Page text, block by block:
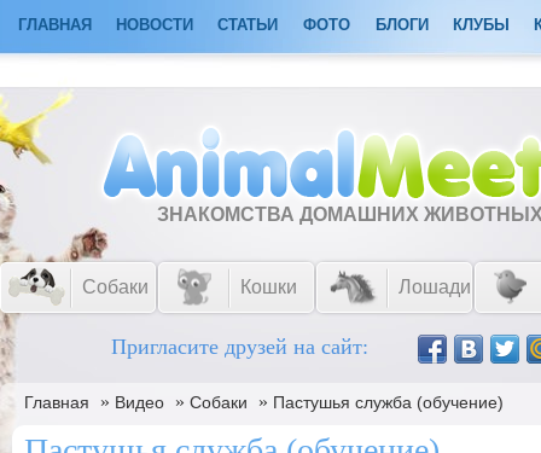
ГЛАВНАЯ НОВОСТИ СТАТЬИ ФОТО БЛОГИ КЛУБЫ
ЗНАКОМСТВА ДОМАШНИХ
Собаки Кошки Лошади
Пригласите друзей на сайт:
Главная » Видео » Собаки » Пастушья служба (обучение)